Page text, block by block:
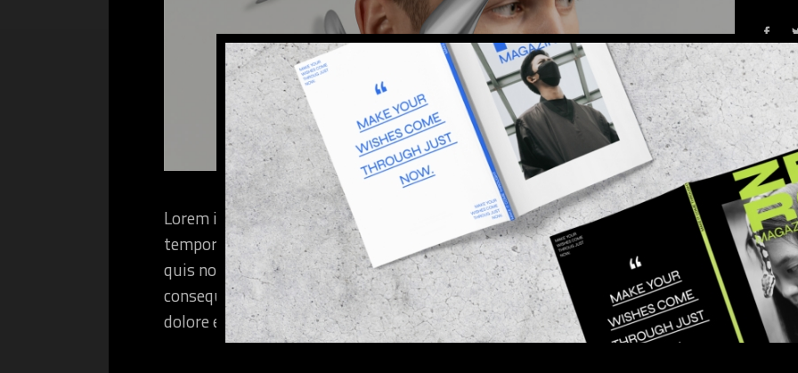
Lorem ipsum dolor sit amet, consectetur adipiscing elit, sed do eiusmod
tempor inci didunt ut labore et dolore magna aliqua. Ut enim ad minim veniam,
quis nostrudrtes exercitation ullamco laboris nisi ut aliquip ex ea commodo
consequat. Duis aute irure dolor in reprehenderit in voluptate velit esse cillum
dolore eu fugiat nulla pariatur.